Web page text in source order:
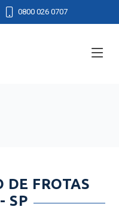
0800 026 0707
DE FROTAS
SP